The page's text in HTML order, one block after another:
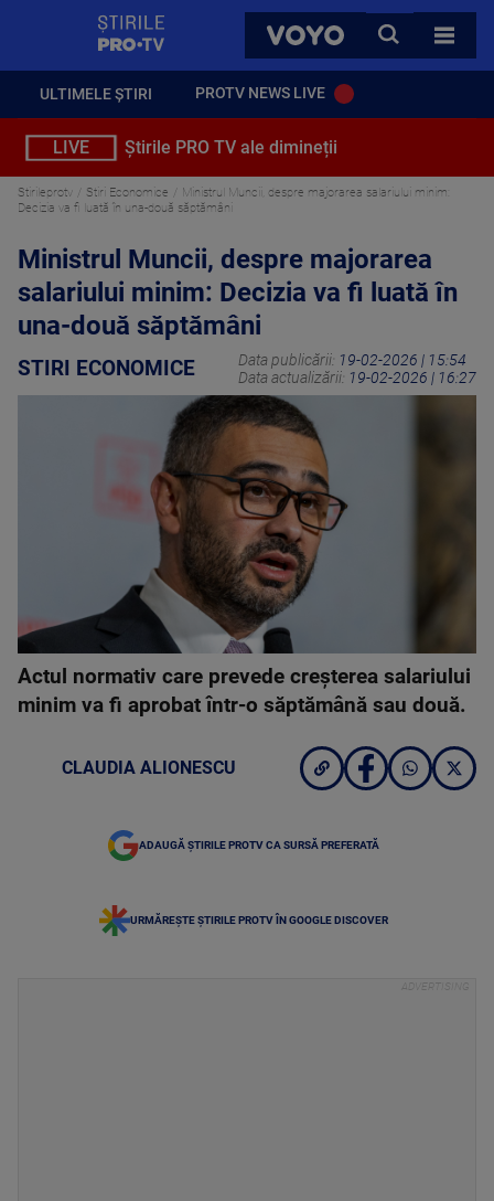
VOYO
CAUTA
TOATE
ULTIMELE ȘTIRI PROTV NEWS LIVE
LIVE Știrile PRO TV ale dimineții
Stirileprotv Stiri Economice
Ministrul Muncii, despre majorarea salariului minim:
Decizia va fi luată în una-două săptămâni
Ministrul Muncii, despre majorarea
salariului minim: Decizia va fi luată în
una-două săptămâni
STIRI ECONOMICE Data publicării: 19-02-2026 | 15:54
Data actualizării: 19-02-2026 | 16:27
Actul normativ care prevede creșterea salariului
minim va fi aprobat într-o săptămână sau două.
CLAUDIA ALIONESCU
ADAUGĂ ȘTIRILE PROTV CA SURSĂ PREFERATĂ
URMĂREȘTE ȘTIRILE PROTV ÎN GOOGLE DISCOVER